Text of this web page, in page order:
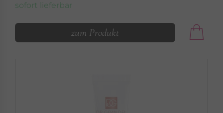
sofort lieferbar
zum Produkt